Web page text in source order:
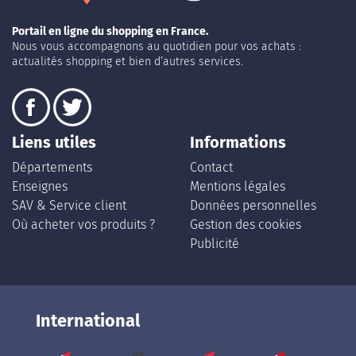
Portail en ligne du shopping en France.
Nous vous accompagnons au quotidien pour vos achats :
actualités shopping et bien d’autres services.
Liens utiles
Départements
Enseignes
SAV & Service client
Où acheter vos produits ?
Informations
Contact
Mentions légales
Données personnelles
Gestion des cookies
Publicité
International